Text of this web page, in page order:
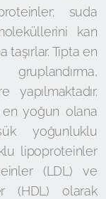
suda
kan
Tıpta en
yapılmaktadır.
yoğun olana
yoğunluklu
lipoproteinler
(LDL) ve
(HDL) olarak